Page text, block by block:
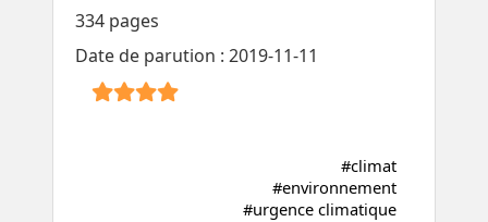
334 pages
Date de parution : 2019-11-11
#climat
#environnement
#urgence climatique